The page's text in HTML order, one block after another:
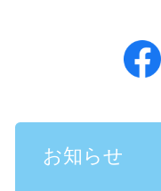
お知らせ